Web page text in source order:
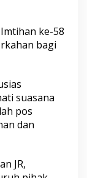
ke-58
bagi
suasana
pos
dan
JR,